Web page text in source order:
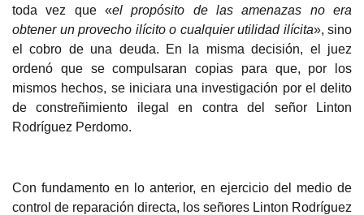
toda vez que «el propósito de las amenazas no era
obtener un provecho ilícito o cualquier utilidad ilícita», sino
el cobro de una deuda. En la misma decisión, el juez
ordenó que se compulsaran copias para que, por los
mismos hechos, se iniciara una investigación por el delito
de constreñimiento ilegal en contra del señor Linton
Rodríguez Perdomo.
Con fundamento en lo anterior, en ejercicio del medio de
control de reparación directa, los señores Linton Rodríguez